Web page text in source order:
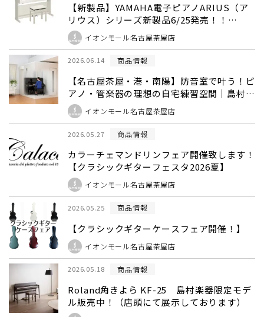
【新製品】YAMAHA電子ピアノARIUS（ア
リウス）シリーズ新製品6/25発売！！
※YDP-166展示中
イオンモール名古屋茶屋店
2026.06.14 商品情報
【名古屋茶屋・港・南陽】防音室で叶う！ピ
アノ・管楽器の理想の自宅練習空間｜島村楽
器 イオンモール名古屋茶屋店
イオンモール名古屋茶屋店
2026.05.27 商品情報
カラーチェマンドリンフェア開催致します！
【クラシックギターフェスタ2026夏】
イオンモール名古屋茶屋店
2026.05.25 商品情報
【クラシックギターケースフェア開催！】
イオンモール名古屋茶屋店
2026.05.18 商品情報
Roland角きよら KF-25 島村楽器限定モデ
ル販売中！（店頭にて展示しております）